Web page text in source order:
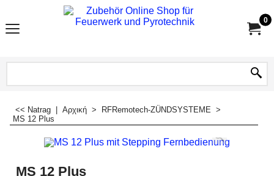
0
<< Natrag Αρχική > RFRemotech-ZÜNDSYSTEME >
MS 12 Plus
MS 12 Plus